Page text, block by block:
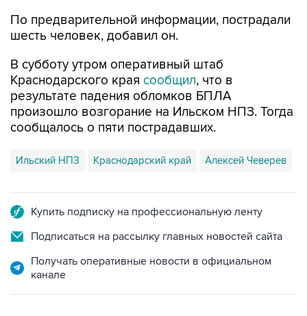
По предварительной информации, пострадали
шесть человек, добавил он.
В субботу утром оперативный штаб
Краснодарского края сообщил, что в
результате падения обломков БПЛА
произошло возгорание на Ильском НПЗ. Тогда
сообщалось о пяти пострадавших.
Ильский НПЗ Краснодарский край Алексей Чеверев
Купить подписку на профессиональную ленту
Подписаться на рассылку главных новостей сайта
Получать оперативные новости в официальном
канале